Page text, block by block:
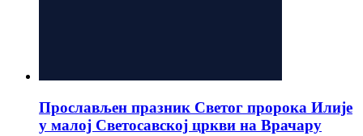
Прослављен празник Светог пророка Илије
у малој Светосавској цркви на Врачару